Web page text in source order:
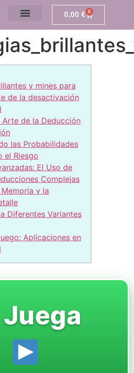
0,00 € 0
y mines para
de la desactivación
Arte de la Deducción
las Probabilidades
el Riesgo
El Uso de
Complejas
y la
Diferentes Variantes
Aplicaciones en
Juega